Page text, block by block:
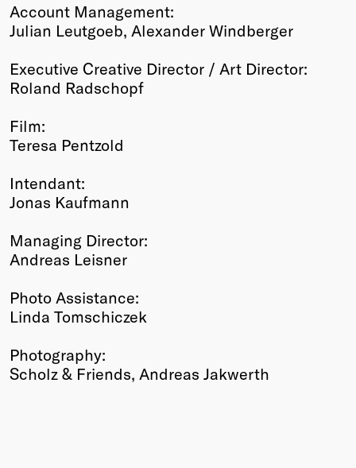
Account Management:
Julian Leutgoeb, Alexander Windberger
Executive Creative Director / Art Director:
Roland Radschopf
Film:
Teresa Pentzold
Intendant:
Jonas Kaufmann
Managing Director:
Andreas Leisner
Photo Assistance:
Linda Tomschiczek
Photography:
Scholz & Friends, Andreas Jakwerth